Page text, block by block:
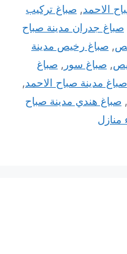
الاحمد, صباغ تركيب
صباغ جدران مدينة صباح
, صباغ رخيص مدينة
, صباغ سور , صباغ
صباغ مدينة صباح الاحمد,
, صباغ هندي مدينة صباح
منازل